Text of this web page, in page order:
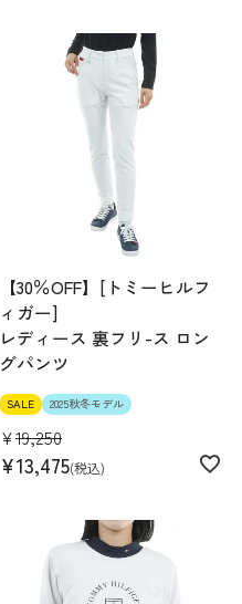
【30％OFF】[トミーヒルフ
ィガー]
レディース 裏フリ-ス ロン
グパンツ
SALE 2025秋冬モデル
¥19,250
¥13,475 税込